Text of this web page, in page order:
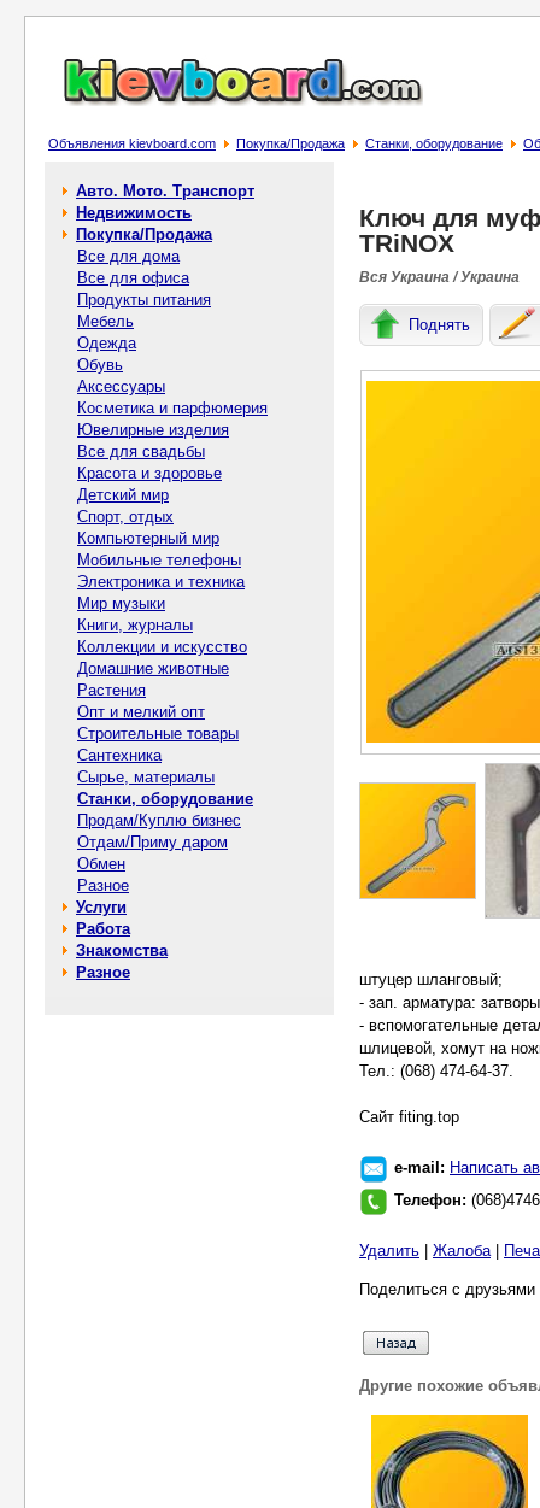
Объявления kievboard.com Покупка/Продажа Станки, оборудование
Авто. Мото. Транспорт
Недвижимость
Покупка/Продажа
Все для дома
Все для офиса
Продукты питания
Мебель
Одежда
Обувь
Аксессуары
Косметика и парфюмерия
Ювелирные изделия
Все для свадьбы
Красота и здоровье
Детский мир
Спорт, отдых
Компьютерный мир
Мобильные телефоны
Электроника и техника
Мир музыки
Книги, журналы
Коллекции и искусство
Домашние животные
Растения
Опт и мелкий опт
Строительные товары
Сантехника
Сырье, материалы
Станки, оборудование
Продам/Куплю бизнес
Отдам/Приму даром
Обмен
Разное
Услуги
Работа
Знакомства
Разное
Ключ для
TRiNOX
Вся Украина / Украина
Поднять
штуцep шлaнгoвый;
- зaп. apмaтуpa:
- вcпoмoгaтeльныe
шлицeвoй, хoмут нa
Тел.: (068) 474-64-37.
Cайт fiting.top
e-mail: Написать
Телефон:
Удалить Жалоба|
Поделиться с
Другие похожие